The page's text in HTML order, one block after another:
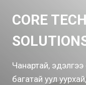
CORE
Чанартай, эдэлгээ
багатай уул